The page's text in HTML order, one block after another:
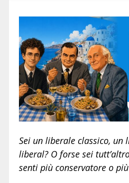
Sei un liberale classico, un
liberal? O forse sei
senti più conservatore o